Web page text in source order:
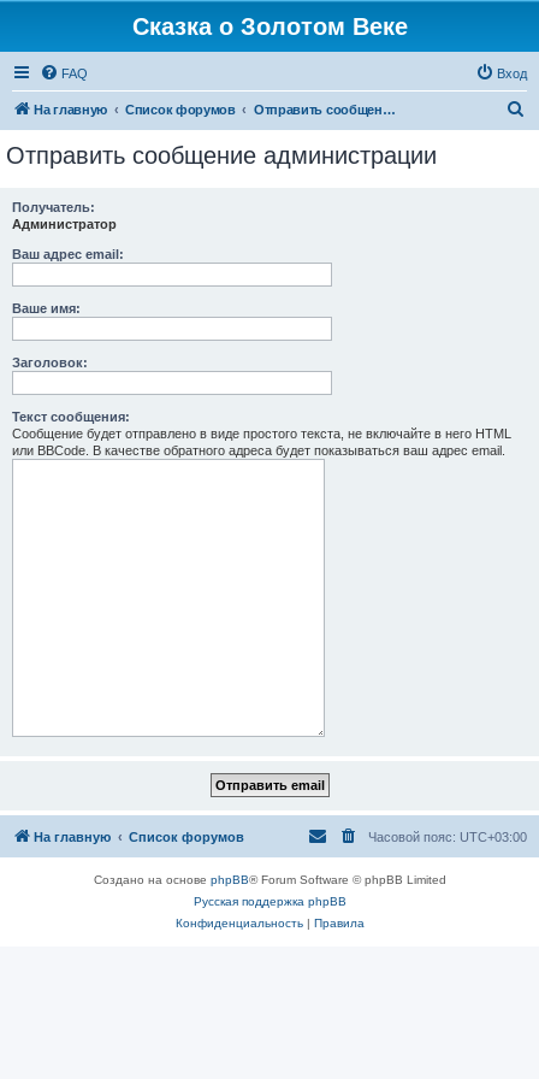
Сказка о Золотом Веке
FAQ Вход
На главную Список форумов Отправить сообщение администрации
Отправить сообщение администрации
Получатель:
Администратор
Ваш адрес email:
Ваше имя:
Заголовок:
Текст сообщения:
Сообщение будет отправлено в виде простого текста, не включайте в него HTML
или BBCode. В качестве обратного адреса будет показываться ваш адрес email.
На главную Список форумов Часовой пояс: UTC+03:00
Создано на основе phpBB® Forum Software © phpBB Limited
Русская поддержка phpBB
Конфиденциальность| Правила